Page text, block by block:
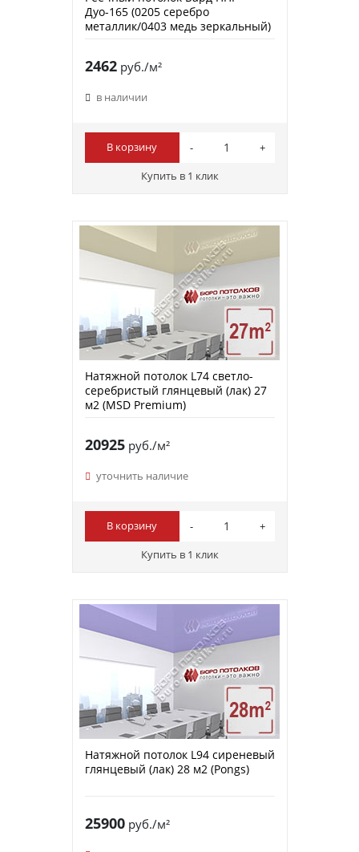
Дуо-165 (0205 серебро
металлик/0403 медь зеркальный)
2462руб./м²
в наличии
В корзину
Купить в 1 клик
Натяжной потолок L74 светло-
серебристый глянцевый (лак) 27
м2 (MSD Premium)
20925руб./м²
уточнить наличие
В корзину
Купить в 1 клик
Натяжной потолок L94 сиреневый
глянцевый (лак) 28 м2 (Pongs)
25900руб./м²